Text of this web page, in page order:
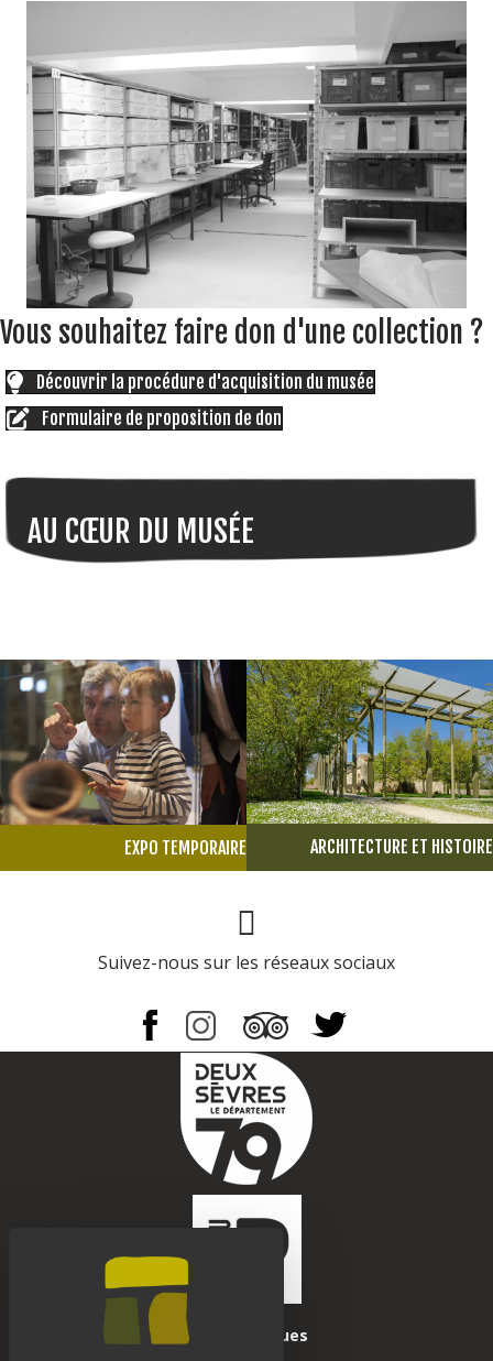
Vous souhaitez faire don d'une collection ?
Découvrir la procédure d'acquisition du musée
Formulaire de proposition de don
AU CŒUR DU MUSÉE
EXPO TEMPORAIRE ARCHITECTURE ET HISTOIRE
Page Facebook
Suivez-nous sur les réseaux sociaux
Infos pratiques